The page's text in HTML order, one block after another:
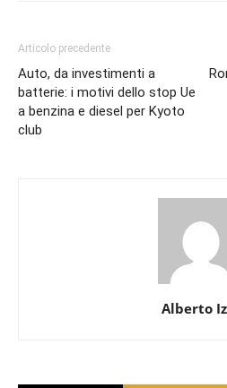
Articolo precedente
Auto, da investimenti a
batterie: i motivi dello stop Ue
a benzina e diesel per Kyoto
club
Alberto